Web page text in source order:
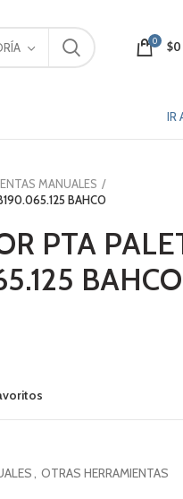
0 $0
IR
MANUALES
BAHCO
PTA
BAHCO
, OTRAS HERRAMIENTAS